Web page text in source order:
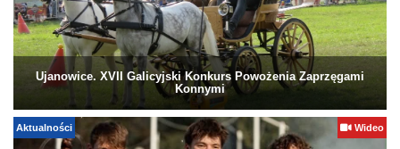
Ujanowice. XVII Galicyjski Konkurs Powożenia Zaprzęgami
Konnymi
Aktualności Wideo